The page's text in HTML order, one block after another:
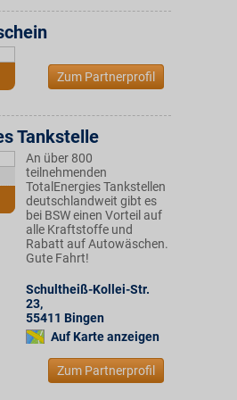
Zum Partnerprofil
Tankstelle
An über 800
teilnehmenden
TotalEnergies Tankstellen
deutschlandweit gibt es
bei BSW einen Vorteil auf
alle Kraftstoffe und
Rabatt auf Autowäschen.
Gute Fahrt!
Schultheiß-Kollei-Str.
23,
55411 Bingen
Auf Karte anzeigen
Zum Partnerprofil